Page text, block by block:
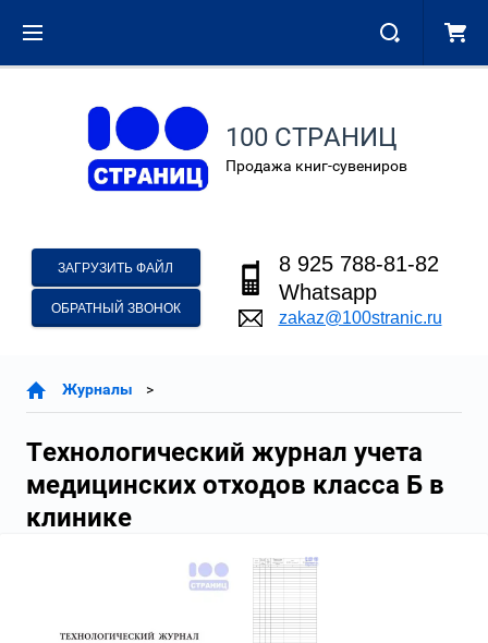
100 СТРАНИЦ
Продажа книг-сувениров
ЗАГРУЗИТЬ ФАЙЛ
ОБРАТНЫЙ ЗВОНОК
8 925 788-81-82
Whatsapp
zakaz@100stranic.ru
Журналы
Технологический журнал учета
медицинских отходов класса Б в
клинике